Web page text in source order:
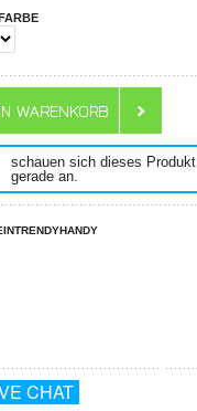
schauen sich dieses Produkt
gerade an.
CHAT